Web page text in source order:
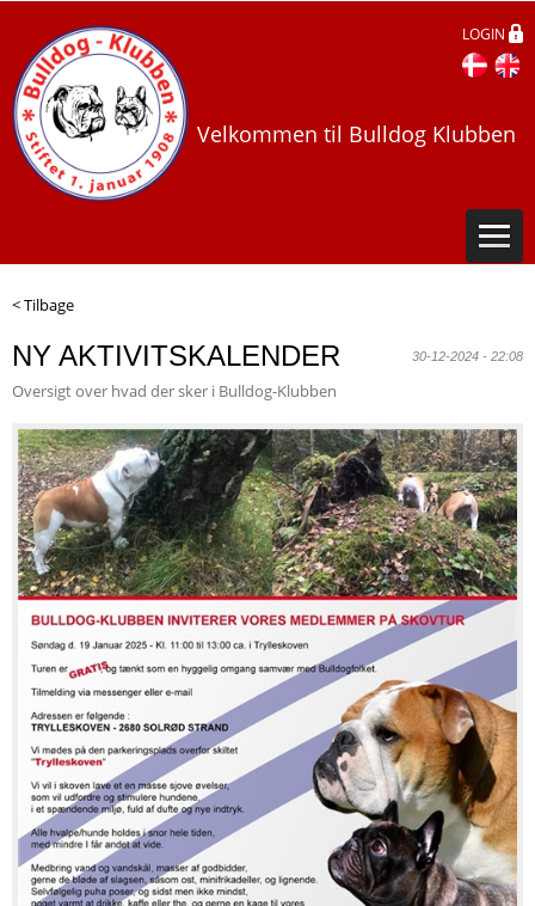
LOGIN
Velkommen til Bulldog Klubben
< Tilbage
NY AKTIVITSKALENDER 30-12-2024 - 22:08
Oversigt over hvad der sker i Bulldog-Klubben